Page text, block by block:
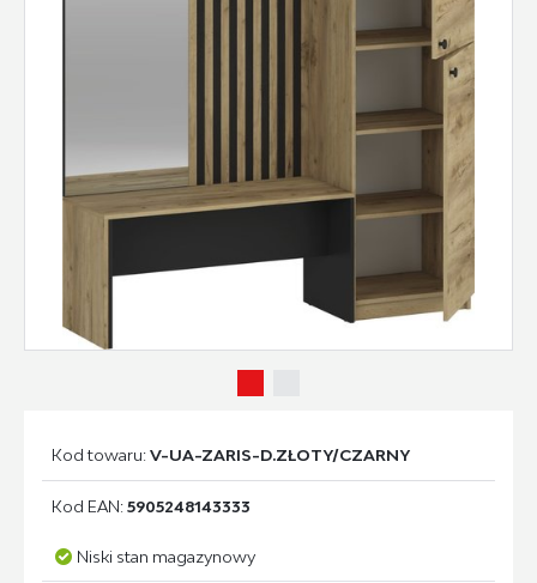
Kod towaru:V-UA-ZARIS-D.ZŁOTY/CZARNY
Kod EAN:5905248143333
Niski stan magazynowy